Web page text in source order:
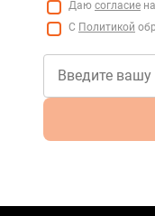
Даю согласие
С Политикой